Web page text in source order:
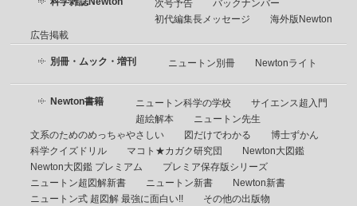
次号予告
バックナンバー
初代編集長メッセージ
海外版Newton
広告掲載
別冊・ムック・増刊 ニュートン別冊 Newtonライト
Newton書籍 ニュートン科学の学校
サイエンス超入門
超絵解本
ニュートン先生
文系のためのめっちゃやさしい
図だけでわかる
博士ずかん
科学クイズドリル
マコト★カガク研究団
Newton大図鑑
Newton大図鑑 プレミアム
プレミア保存版シリーズ
ニュートン超図解新書
ニュートン新書
Newton新書
ニュートン式 超図解 最強に面白い!!
その他の出版物